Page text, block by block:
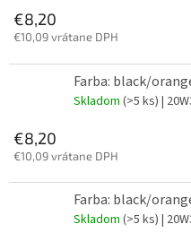
€8,20
€10,09 vrátane DPH
Farba: black/
Skladom (>5 ks) |
€8,20
€10,09 vrátane DPH
Farba: black/
Skladom (>5 ks) |